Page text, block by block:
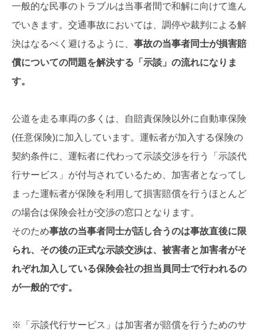
一般的な民事のトラブルは当事者間で和解に向けて進ん
でいきます。交通事故においては、調停や裁判による解
決はなるべく避けるように、 事故の当事者同士が損害賠
償についての問題を解決する「示談」の流れになりま
す。
公道を走る車両の多くは、自賠責保険以外に自動車保険
(任意保険)に加入しています。運転者が加入する保険の
契約条件に、運転者に代わって示談交渉を行う「示談代
行サービス」が付与されているため、加害者となってし
まった運転者が保険を利用して損害賠償を行うほとんど
の場合は保険会社が交渉の窓口となります。
そのため事故の当事者同士が話し合うのは事故直後に限
られ、その後の正式な示談交渉は、被害者と加害者がそ
れぞれ加入している保険会社の担当員同士で行われるの
が一般的です。
※「示談代行サービス」は加害者が賠償を行うためのサ